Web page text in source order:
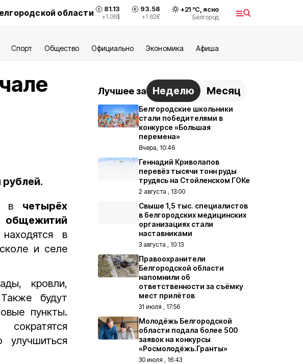
области 81.13
+1.06$
93.58
+1.62€
+21°С, ясно
Белгород
Спорт Общество Официально Экономика Aфиша
в четырёх
находятся в
и селе
кровли,
будут
пункты.
улучшиться
Лучшее за Неделю Месяц
Белгородские школьники
стали победителями в
конкурсе «Большая
перемена»
Вчера, 10:46
Геннадий Криволапов
перевёз тысячи тонн руды
трудясь на Стойленском ГОКе
2 августа , 13:00
Свыше 1,5 тыс. специалистов
в белгородских медицинских
организациях стали
наставниками
3 августа , 10:13
Правоохранители
Белгородской области
напомнили об
ответственности за съёмку
мест прилётов
31 июля , 17:56
Молодёжь Белгородской
области подала более 500
заявок на конкурсы
«Росмолодёжь.Гранты»
30 июля , 16:43